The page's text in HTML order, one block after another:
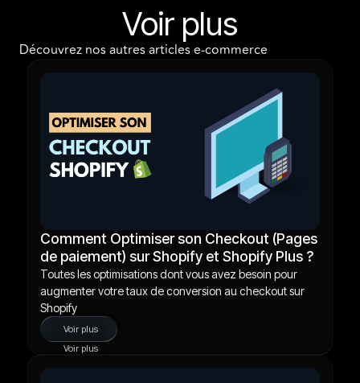
Voir plus
Découvrez nos autres articles e-commerce
Comment Optimiser son Checkout (Pages
de paiement) sur Shopify et Shopify Plus ?
Toutes les optimisations dont vous avez besoin pour
augmenter votre taux de conversion au checkout sur
Shopify
Voir plus
Voir plus